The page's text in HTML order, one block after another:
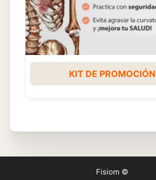
KIT DE PROMOCIÓN
Fisiom ©